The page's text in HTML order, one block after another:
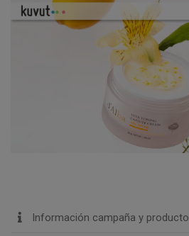
Información campaña y producto